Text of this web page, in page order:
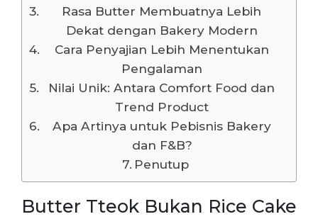
Rasa Butter Membuatnya Lebih
Dekat dengan Bakery Modern
Cara Penyajian Lebih Menentukan
Pengalaman
Nilai Unik: Antara Comfort Food dan
Trend Product
Apa Artinya untuk Pebisnis Bakery
dan F&B?
Penutup
Butter Tteok Bukan Rice Cake